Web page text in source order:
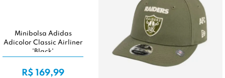
Minibolsa Adidas
Adicolor Classic Airliner
'Black'
R$ 169,99